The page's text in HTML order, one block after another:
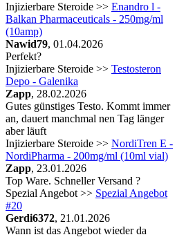
Injizierbare Steroide >> Enandro l -
Balkan Pharmaceuticals - 250mg/ml
(10amp)
Nawid79, 01.04.2026
Perfekt?
Injizierbare Steroide >> Testosteron
Depo - Galenika
Zapp, 28.02.2026
Gutes günstiges Testo. Kommt immer
an, dauert manchmal nen Tag länger
aber läuft
Injizierbare Steroide >> NordiTren E -
NordiPharma - 200mg/ml (10ml vial)
Zapp, 23.01.2026
Top Ware. Schneller Versand ?
Spezial Angebot >> Spezial Angebot
#20
Gerdi6372, 21.01.2026
Wann ist das Angebot wieder da